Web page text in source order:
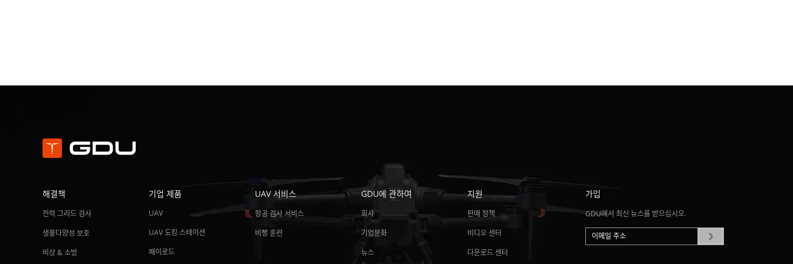
해결책
전력 그리드 검사
생물다양성 보호
비상 & 소방
기업 제품
UAV
UAV 도킹 스테이션
페이로드
UAV 서비스
항공 검사 서비스
비행 훈련
GDU에 관하여
회사
기업문화
뉴스
지원
판매 정책
비디오 센터
다운로드 센터
가입
GDU에서 최신 뉴스를 받으십시오.